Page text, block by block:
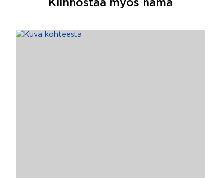
Kiinnostaa myös nämä